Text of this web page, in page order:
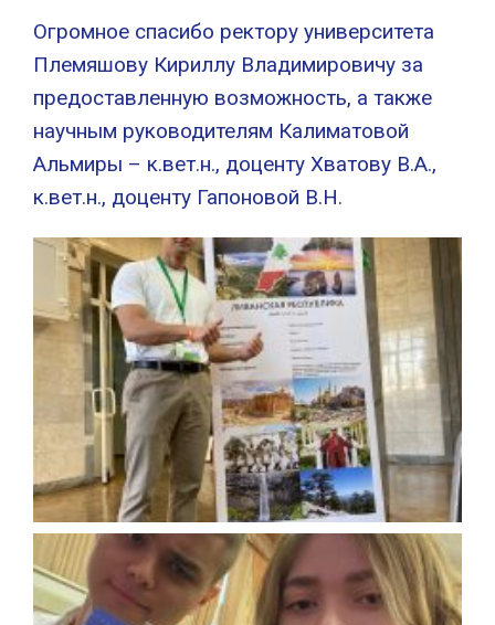
Огромное спасибо ректору университета
Племяшову Кириллу Владимировичу за
предоставленную возможность, а также
научным руководителям Калиматовой
Альмиры – к.вет.н., доценту Хватову В.А.,
к.вет.н., доценту Гапоновой В.Н.